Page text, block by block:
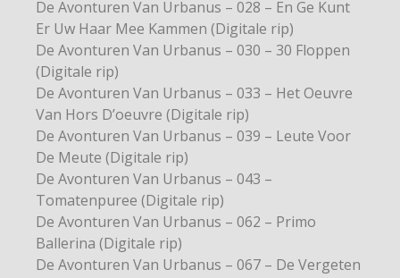
De Avonturen Van Urbanus – 028 – En Ge Kunt
Er Uw Haar Mee Kammen (Digitale rip)
De Avonturen Van Urbanus – 030 – 30 Floppen
(Digitale rip)
De Avonturen Van Urbanus – 033 – Het Oeuvre
Van Hors D’oeuvre (Digitale rip)
De Avonturen Van Urbanus – 039 – Leute Voor
De Meute (Digitale rip)
De Avonturen Van Urbanus – 043 –
Tomatenpuree (Digitale rip)
De Avonturen Van Urbanus – 062 – Primo
Ballerina (Digitale rip)
De Avonturen Van Urbanus – 067 – De Vergeten